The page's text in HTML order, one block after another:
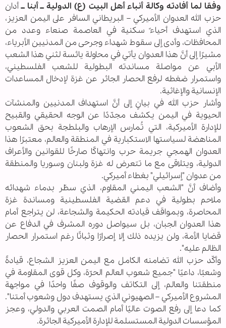
وفقا لما أفادته وكالة أنباء أهل البيت (ع) الدولية ــ أبنا ــأدان
حزب الله العدوان الأميركي – البريطاني السافر على اليمن العزيز،
الذي استهدف أحياءً سكنية في ‏العاصمة صنعاء وعدد من
المحافظات، وأدى إلى سقوط شهداء وجرحى من المدنيين الأبرياء،
مشيرًا إلى أنَّ ‏هذا العدوان يأتي في محاولة يائسة لثني هذا الشعب
الأبي عن مواصلة مساندته البطولية للشعب الفلسطيني،
‏واستمرار ضغطه لرفع الحصار الجائر عن غزة لإدخال المساعدات
الإنسانية والإغاثية.‏
وأشار حزب الله في بيانٍ إلى أنَّ استهداف المدنيين والمنشآت
الحيوية في اليمن يكشف مجدّدًا عن الوجه الحقيقي والقبيح
للإدارة ‏الأميركية، التي تُمارس الإرهاب والبلطجة بحق الشعوب
المناهضة لسياستها الاستكبارية في المنطقة ‏والعالم، معتبرًا هذا
العدوان الهمجي جريمة حرب وانتهاكًا صارخًا للقوانين والأعراف
الدولية، ويتلاقى ‏مع ما تتعرض له غزة ولبنان وسوريا والمنطقة
من عدوان "إسرائيلي" بغطاء أميركي.‏
وأضاف أنَّ "الشعب اليمني المقاوم، الذي سطّر بدماء شهدائه
ملاحم بطولية في دعم القضية الفلسطينية ‏ومساندة غزة
المحاصرة، وبمواقف قيادته الحكيمة والشجاعة، لن يتراجع أمام
هذا العدوان الجبان، بل ‏سيواصل دوره المشرف في الدفاع عن
قضايا الأمة، ولن يزيده ذلك إلا إصرارًا وثباتًا رغم استمرار ‏الحصار
الظالم عليه".‏
وأكّد حزب الله تضامنه الكامل مع اليمن العزيز الشجاع، قيادةً
وشعبًا، داعيًا "جميع ‏شعوب العالم الحرّة، وكل قوى المقاومة في
منطقتنا والعالم، إلى التكاتف والوقوف صفًا واحدًا في ‏مواجهة
المشروع الأميركي – الصهيوني الذي يستهدف دول وشعوب أمتنا".
كما دعا إلى رفع الصوت ‏عاليًا أمام الصمت العربي والدولي، وعجز
المؤسسات الدولية المستسلمة للإدارة الأميركية الجائرة.‏